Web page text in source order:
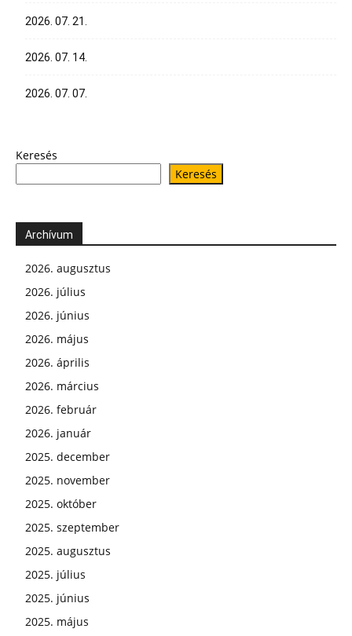
2026. 07. 21.
2026. 07. 14.
2026. 07. 07.
Keresés
Keresés
Archívum
2026. augusztus
2026. július
2026. június
2026. május
2026. április
2026. március
2026. február
2026. január
2025. december
2025. november
2025. október
2025. szeptember
2025. augusztus
2025. július
2025. június
2025. május